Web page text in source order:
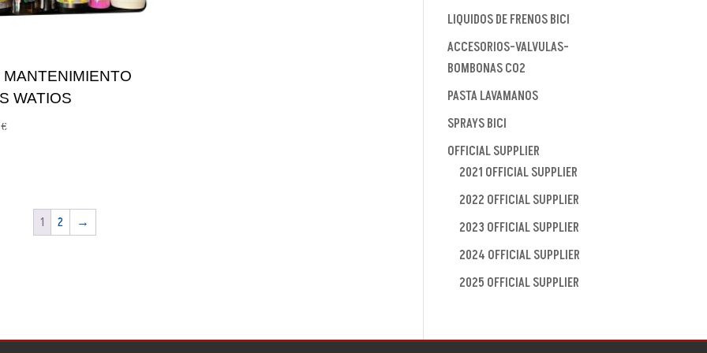
MANTENIMIENTO
WATIOS
€
1 2 →
LIQUIDOS DE FRENOS BICI
ACCESORIOS-VALVULAS-
BOMBONAS CO2
PASTA LAVAMANOS
SPRAYS BICI
OFFICIAL SUPPLIER
2021 OFFICIAL SUPPLIER
2022 OFFICIAL SUPPLIER
2023 OFFICIAL SUPPLIER
2024 OFFICIAL SUPPLIER
2025 OFFICIAL SUPPLIER